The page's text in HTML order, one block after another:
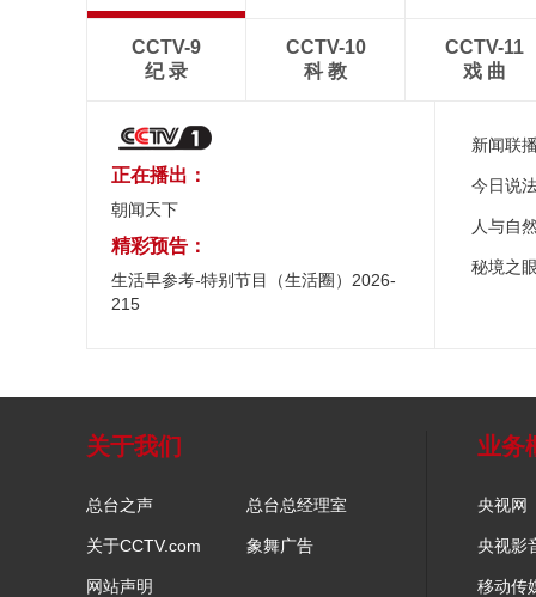
CCTV-9
纪 录
CCTV-10
科 教
CCTV-11
戏 曲
正在播出：
朝闻天下
精彩预告：
生活早参考-特别节目（生活圈）2026-
215
新闻联
今日说
人与自
秘境之
关于我们
总台之声 总台总经理室
关于CCTV.com 象舞广告
网站声明
业务
央视网
央视影
移动传